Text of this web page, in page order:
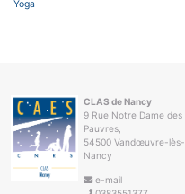
Yoga
CLAS de Nancy
9 Rue Notre Dame des
Pauvres,
54500 Vandœuvre-lès-
Nancy
e-mail